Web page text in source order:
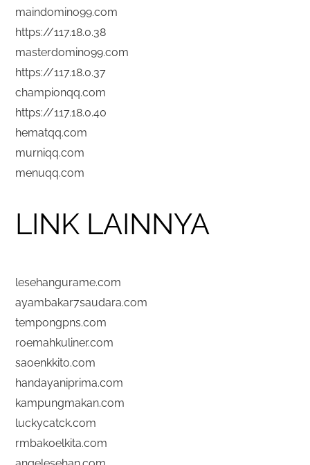
maindomino99.com
https://117.18.0.38
masterdomino99.com
https://117.18.0.37
championqq.com
https://117.18.0.40
hematqq.com
murniqq.com
menuqq.com
LINK LAINNYA
lesehangurame.com
ayambakar7saudara.com
tempongpns.com
roemahkuliner.com
saoenkkito.com
handayaniprima.com
kampungmakan.com
luckycatck.com
rmbakoelkita.com